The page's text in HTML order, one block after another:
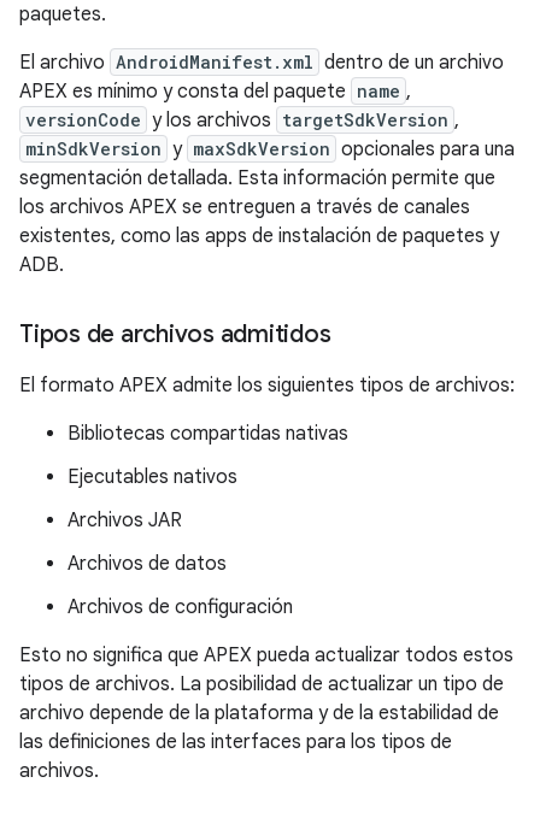
paquetes.
El archivo AndroidManifest.xml dentro de un archivo
APEX es mínimo y consta del paquete name ,
versionCode y los archivos targetSdkVersion ,
minSdkVersion y maxSdkVersion opcionales para una
segmentación detallada. Esta información permite que
los archivos APEX se entreguen a través de canales
existentes, como las apps de instalación de paquetes y
ADB.
Tipos de archivos admitidos
El formato APEX admite los siguientes tipos de archivos:
Bibliotecas compartidas nativas
Ejecutables nativos
Archivos JAR
Archivos de datos
Archivos de configuración
Esto no significa que APEX pueda actualizar todos estos
tipos de archivos. La posibilidad de actualizar un tipo de
archivo depende de la plataforma y de la estabilidad de
las definiciones de las interfaces para los tipos de
archivos.